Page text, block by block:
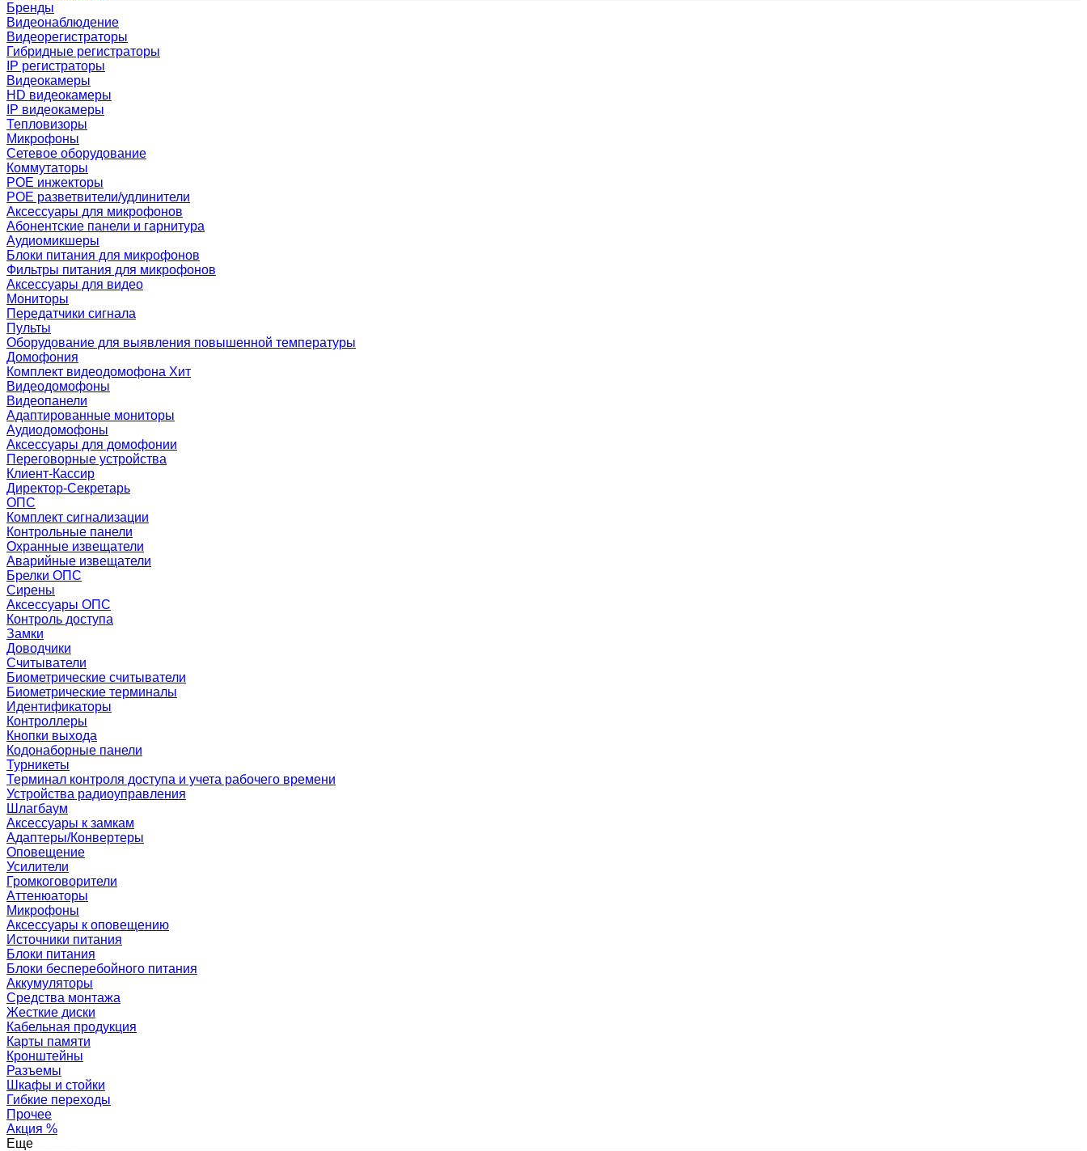
Бренды
Видеонаблюдение
Видеорегистраторы
Гибридные регистраторы
IP регистраторы
Видеокамеры
HD видеокамеры
IP видеокамеры
Тепловизоры
Микрофоны
Сетевое оборудование
Коммутаторы
POE инжекторы
POE разветвители/удлинители
Аксессуары для микрофонов
Абонентские панели и гарнитура
Аудиомикшеры
Блоки питания для микрофонов
Фильтры питания для микрофонов
Аксессуары для видео
Мониторы
Передатчики сигнала
Пульты
Оборудование для выявления повышенной температуры
Домофония
Комплект видеодомофона Хит
Видеодомофоны
Видеопанели
Адаптированные мониторы
Аудиодомофоны
Аксессуары для домофонии
Переговорные устройства
Клиент-Кассир
Директор-Секретарь
ОПС
Комплект сигнализации
Контрольные панели
Охранные извещатели
Аварийные извещатели
Брелки ОПС
Сирены
Аксессуары ОПС
Контроль доступа
Замки
Доводчики
Считыватели
Биометрические считыватели
Биометрические терминалы
Идентификаторы
Контроллеры
Кнопки выхода
Кодонаборные панели
Турникеты
Терминал контроля доступа и учета рабочего времени
Устройства радиоуправления
Шлагбаум
Аксессуары к замкам
Адаптеры/Конвертеры
Оповещение
Усилители
Громкоговорители
Аттенюаторы
Микрофоны
Аксессуары к оповещению
Источники питания
Блоки питания
Блоки бесперебойного питания
Аккумуляторы
Средства монтажа
Жесткие диски
Кабельная продукция
Карты памяти
Кронштейны
Разъемы
Шкафы и стойки
Гибкие переходы
Прочее
Акция %
Еще